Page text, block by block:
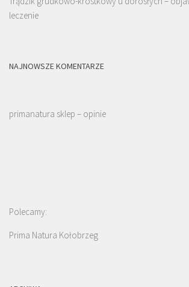
leczenie
NAJNOWSZE KOMENTARZE
primanatura sklep – opinie
Polecamy:
Prima Natura Kołobrzeg